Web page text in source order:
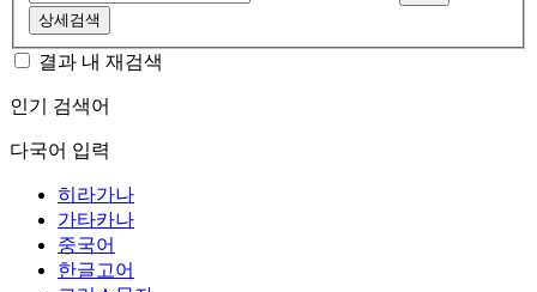
상세검색
결과 내 재검색
인기 검색어
다국어 입력
히라가나
가타카나
중국어
한글고어